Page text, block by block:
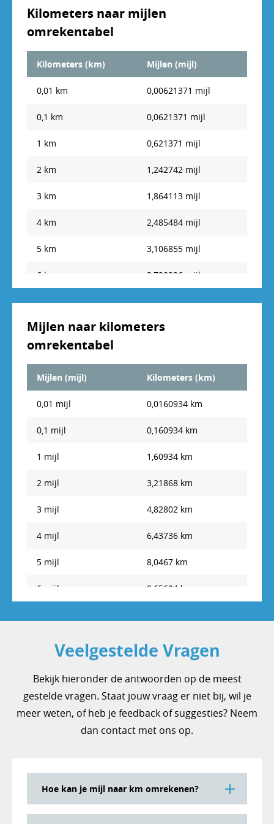
Kilometers naar mijlen
omrekentabel
Kilometers (km) Mijlen (mijl)
0,01 km 0,00621371 mijl
0,1 km 0,0621371 mijl
1 km 0,621371 mijl
2 km 1,242742 mijl
3 km 1,864113 mijl
4 km 2,485484 mijl
5 km 3,106855 mijl
6 km 3,728226 mijl
7 km 4,349597 mijl
8 km 4,970968 mijl
10 km 6,21371 mijl
11 km 6,835081 mijl
12 km 7,456452 mijl
13 km 8,077823 mijl
14 km 8,699194 mijl
15 km 9,320565 mijl
16 km 9,941936 mijl
17 km 10,563307 mijl
20 km 12,42742 mijl
22 km 13,670162 mijl
14,291533 mijl
25 km 15,534275 mijl
26 km 16,155646 mijl
Mijlen naar kilometers
omrekentabel
Mijlen (mijl) Kilometers (km)
0,01 mijl 0,0160934 km
0,1 mijl 0,160934 km
1 mijl 1,60934 km
2 mijl 3,21868 km
3 mijl 4,82802 km
4 mijl 6,43736 km
5 mijl 8,0467 km
6 mijl 9,65604 km
12,87472 km
10 mijl 16,0934 km
11 mijl 17,70274 km
13 mijl 20,92142 km
Veelgestelde Vragen
Bekijk hieronder de antwoorden op de meest
gestelde vragen. Staat jouw vraag er niet bij, wil je
meer weten, of heb je feedback of suggesties? Neem
dan contact met ons op.
Hoe kan je mijl naar km omrekenen?